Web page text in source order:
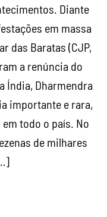
Diante
em massa
das Baratas (CJP,
a renúncia do
Índia, Dharmendra
importante e rara,
todo o país. No
de milhares